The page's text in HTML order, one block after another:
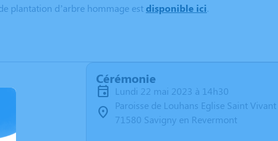
plantation d’arbre hommage estdisponible ici.
Cérémonie
lundi 22 mai 2023 à 14h30
Paroisse de Louhans Eglise Saint
71580 Savigny en Revermont